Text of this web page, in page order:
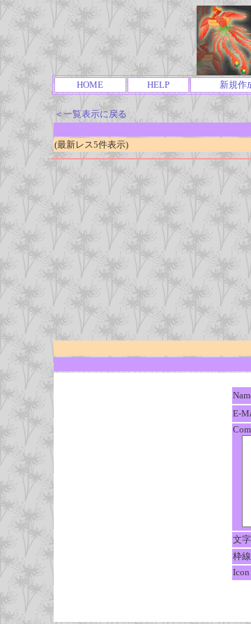
HOME HELP 新規作
＜一覧表示に戻る
(最新レス5件表示)
E-
文
枠
Icon